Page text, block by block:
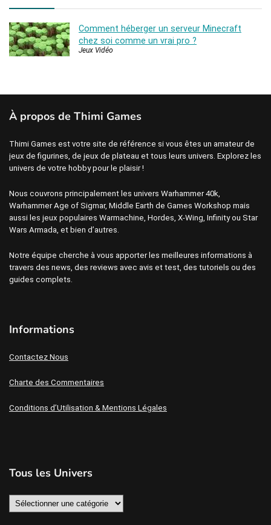
Comment héberger un serveur Minecraft
chez soi comme un vrai pro ?
Jeux Vidéo
À propos de Thimi Games
Thimi Games est votre site de référence si vous êtes un amateur de
jeux de figurines, de jeux de plateau et tous leurs univers. Explorez les
univers de votre hobby pour le plaisir !
Nous couvrons principalement les univers Warhammer 40k,
Warhammer Age of Sigmar, Middle Earth de Games Workshop mais
aussi les jeux populaires Warmachine, Hordes, X-Wing, Infinity ou Star
Wars Armada, et bien d’autres.
Notre équipe cherche à vous apporter les meilleures informations à
travers des news, des reviews avec avis et test, des tutoriels ou des
guides complets.
Informations
Contactez Nous
Charte des Commentaires
Conditions d’Utilisation & Mentions Légales
Tous les Univers
Tous
les